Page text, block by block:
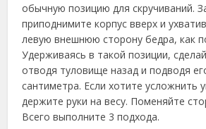
обычную позицию для скручиваний.
приподнимите корпус вверх и
левую внешнюю сторону бедра, как
Удерживаясь в такой позиции,
отводя туловище назад и подводя
сантиметра. Если хотите усложнить
держите руки на весу. Поменяйте
Всего выполните 3 подхода.